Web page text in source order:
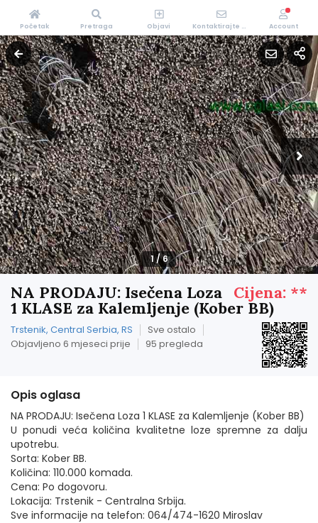
1/6
Cijena: **
NA PRODAJU: Isečena Loza
1 KLASE za Kalemljenje (Kober BB)
Trstenik, Central Serbia, RS
Sve ostalo
Objavljeno 6 mjeseci prije
95 pregleda
Opis oglasa
NA PRODAJU: Isečena Loza 1 KLASE za Kalemljenje (Kober BB)
U ponudi veća količina kvalitetne loze spremne za dalju
upotrebu.
Sorta: Kober BB.
Količina: 110.000 komada.
Cena: Po dogovoru.
Lokacija: Trstenik - Centralna Srbija.
Sve informacije na telefon: 064/474-1620 Miroslav
Početak Pretraga Objavi Kontaktirajte Nas Account